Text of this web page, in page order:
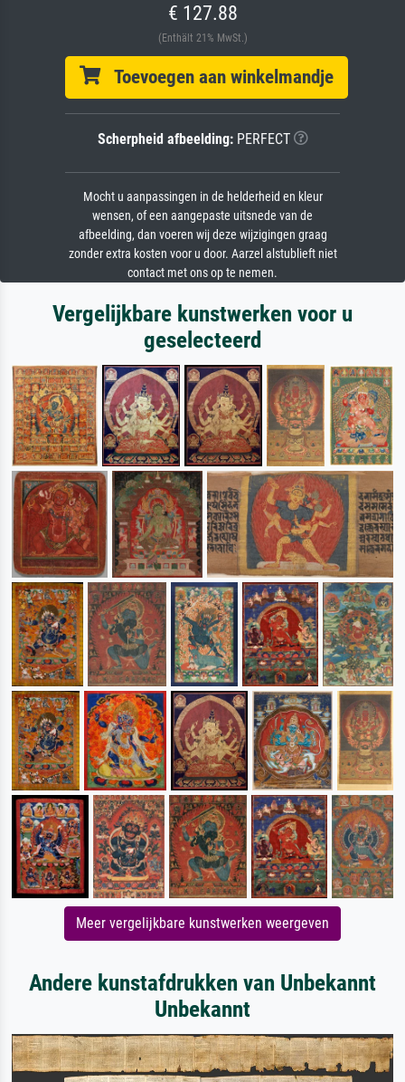
€ 127.88
(Enthält 21% MwSt.)
Toevoegen aan winkelmandje
Scherpheid afbeelding:PERFECT
Mocht u aanpassingen in de helderheid en kleur
wensen, of een aangepaste uitsnede van de
afbeelding, dan voeren wij deze wijzigingen graag
zonder extra kosten voor u door. Aarzel alstublieft niet
contact met ons op te nemen.
Vergelijkbare kunstwerken voor u
geselecteerd
Meer vergelijkbare kunstwerken weergeven
Andere kunstafdrukken van Unbekannt
Unbekannt